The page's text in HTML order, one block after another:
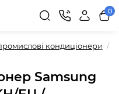
0
кондиціонери
Samsung